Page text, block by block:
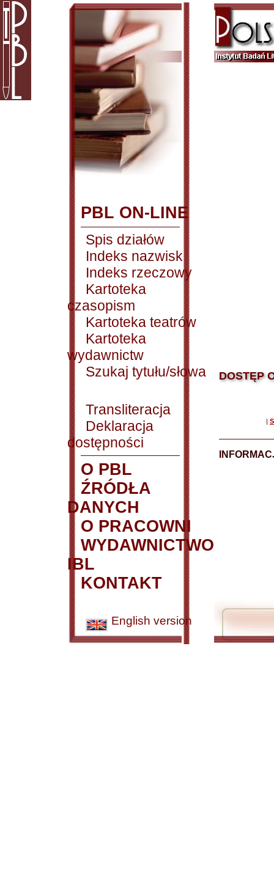
PBL ON-LINE
Spis działów
Indeks nazwisk
Indeks rzeczowy
Kartoteka
czasopism
Kartoteka teatrów
Kartoteka
wydawnictw
Szukaj tytułu/słowa
Transliteracja
Deklaracja
dostępności
O PBL
ŹRÓDŁA
DANYCH
O PRACOWNI
WYDAWNICTWO
IBL
KONTAKT
English version
DOSTĘP
|